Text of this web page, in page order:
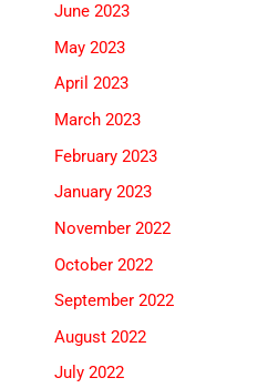
June 2023
May 2023
April 2023
March 2023
February 2023
January 2023
November 2022
October 2022
September 2022
August 2022
July 2022